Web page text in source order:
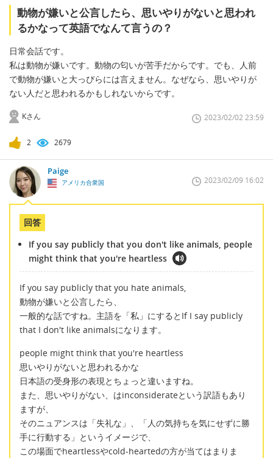
動物が嫌いと公言したら、思いやりがないと思われ
るかなって英語でなんて言うの？
日常会話です。
私は動物が嫌いです。動物の匂いが苦手だからです。でも、人前
で動物が嫌いと大っぴらには言えません。なぜなら、思いやりが
ない人だと思われるかもしれないからです。
Kさん 2023/02/02 23:59
2 2679
Paige
アメリカ合衆国 2023/02/09 16:02
回答
If you say publicly that you don't like animals, people
might think that you're heartless
If you say publicly that you hate animals,
動物が嫌いと公言したら、
一般的な話ですね。主語を「私」にするとIf I say publicly
that I don't like animalsになります。
people might think that you're heartless
思いやりがないと思われるかな
日本語の受身形の表現とちょっと違いますね。
また、思いやりがない、はinconsiderateという訳語もあり
ますが、
そのニュアンスは「失礼な」、「人の気持ちを気にせずに勝
手に行動する」というイメージで、
この場面でheartlessやcold-heartedの方が当てはまりま